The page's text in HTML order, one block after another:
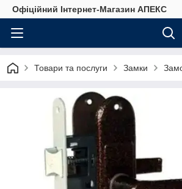
Офіційний Інтернет-Магазин АПЕКС
Товари та послуги Замки